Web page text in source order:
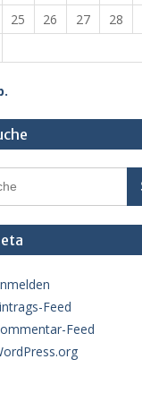
25 26 27 28
Feed
Feed